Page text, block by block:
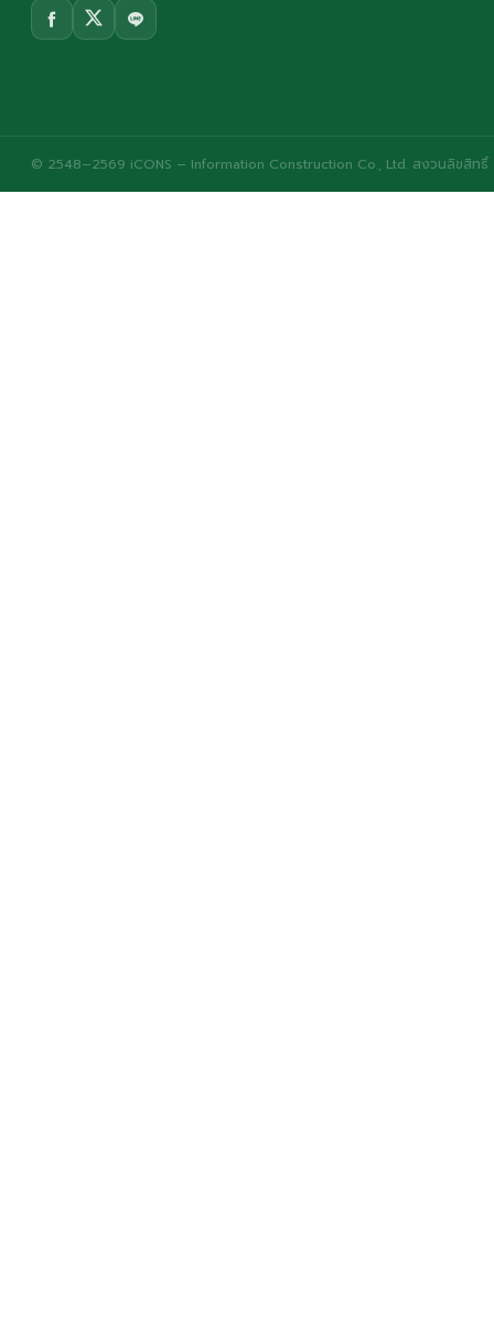
© 2548–2569 iCONS – Information Construction Co., Ltd. สงวนลิขสิทธิ์